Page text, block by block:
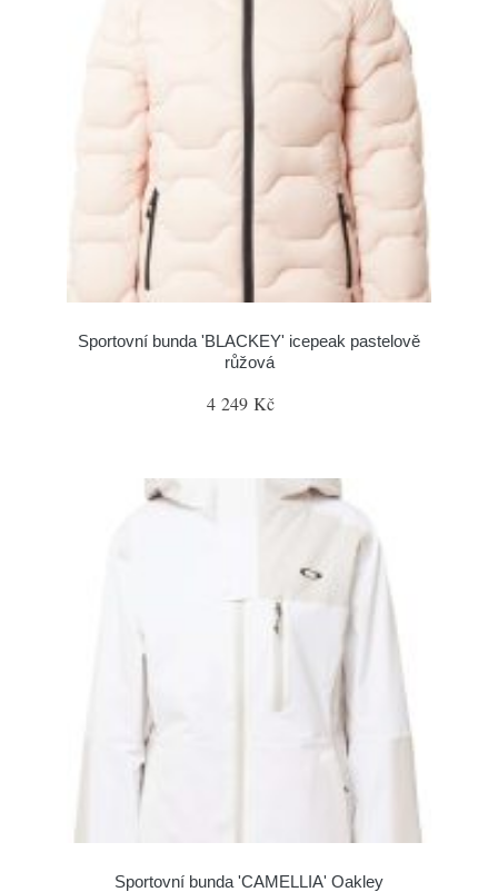
Sportovní bunda 'BLACKEY' icepeak pastelově
růžová
4 249 Kč
Sportovní bunda 'CAMELLIA' Oakley